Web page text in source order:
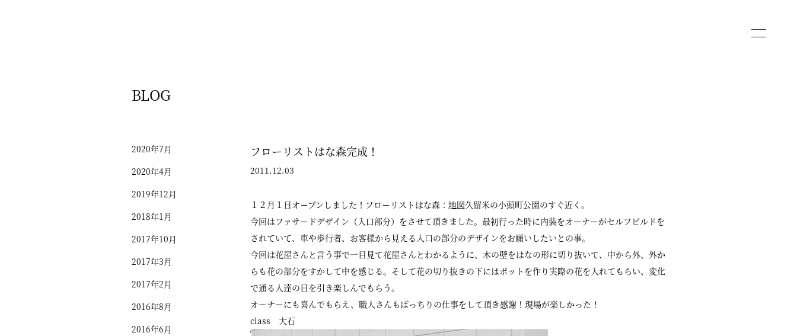
BLOG
2020年7月
2020年4月
2019年12月
2018年1月
2017年10月
2017年3月
2017年2月
2016年8月
2016年6月
フローリストはな森完成！
2011.12.03
１２月１日オープンしました！フローリストはな森： 地図久留米の小頭町公園のすぐ近く。
今回はファサードデザイン（入口部分）をさせて頂きました。最初行った時に内装をオーナーがセルフビルドを
されていて、車や歩行者、お客様から見える入口の部分のデザインをお願いしたいとの事。
今回は花屋さんと言う事で一目見て花屋さんとわかるように、木の壁をはなの形に切り抜いて、中から外、外か
らも花の部分をすかして中を感じる。そして花の切り抜きの下にはポットを作り実際の花を入れてもらい、変化
で通る人達の目を引き楽しんでもらう。
オーナーにも喜んでもらえ、職人さんもばっちりの仕事をして頂き感謝！現場が楽しかった！
class 大石